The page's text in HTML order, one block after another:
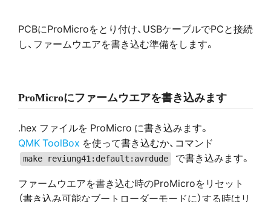
PCBにProMicroをとり付け、USBケーブルでPCと接続
し、ファームウエアを書き込む準備をします。
ProMicroにファームウエアを書き込みます
.hex ファイルを ProMicro に書き込みます。
QMK ToolBox を使って書き込むか、コマンド
make reviung41:default:avrdude
で書き込みます。
ファームウエアを書き込む時のProMicroをリセット
（書き込み可能なブートローダーモードに）する時はリ